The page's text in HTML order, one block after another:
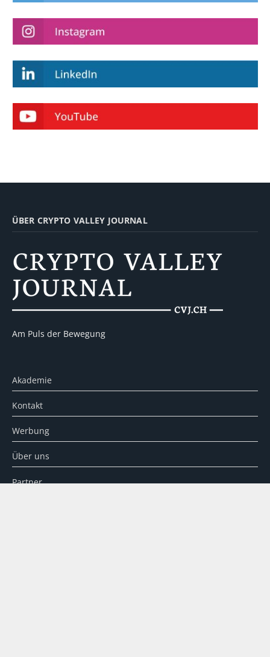
ÜBER CRYPTO VALLEY JOURNAL
Am Puls der Bewegung
Akademie
Kontakt
Werbung
Über uns
Partner